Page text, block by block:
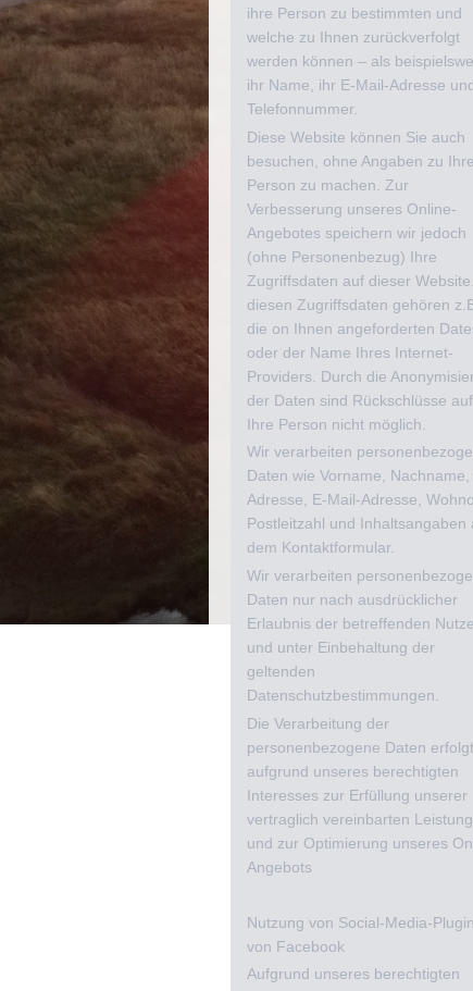
ihre Person zu bestimmten und
welche zu Ihnen zurückverfolgt
werden können – als
ihr Name, ihr E-Mail-Adresse
Telefonnummer.
Diese Website können Sie auch
besuchen, ohne Angaben zu
Person zu machen. Zur
Verbesserung unseres Online-
Angebotes speichern wir jedoch
(ohne Personenbezug) Ihre
Zugriffsdaten auf dieser
diesen Zugriffsdaten gehören
die on Ihnen angeforderten
oder der Name Ihres Internet-
Providers. Durch die
der Daten sind Rückschlüsse auf
Ihre Person nicht möglich.
Wir verarbeiten
Daten wie Vorname, Nachname,
Adresse, E-Mail-Adresse,
Postleitzahl und Inhaltsangaben
dem Kontaktformular.
Wir verarbeiten
Daten nur nach ausdrücklicher
Erlaubnis der betreffenden
und unter Einbehaltung der
geltenden
Datenschutzbestimmungen.
Die Verarbeitung der
personenbezogene Daten erfolgt
aufgrund unseres berechtigten
Interesses zur Erfüllung unserer
vertraglich vereinbarten
und zur Optimierung unseres
Angebots
Nutzung von Social-Media-
von Facebook
Aufgrund unseres berechtigten